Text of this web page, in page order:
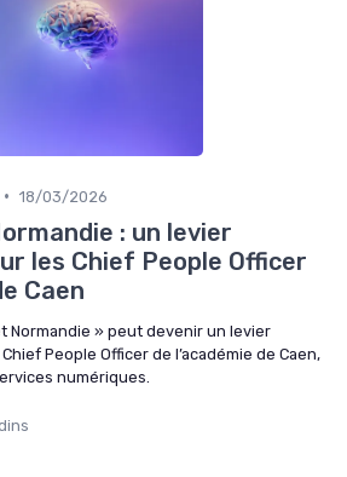
• 18/03/2026
: un levier
les Chief People Officer
Caen
Normandie » peut devenir un levier
People Officer de l’académie de Caen,
numériques.